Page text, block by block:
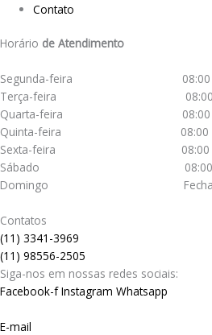
Contato
Horário de Atendimento
Segunda-feira 08:00 às
Terça-feira 08:00 às
Quarta-feira 08:00 às
Quinta-feira 08:00 às
Sexta-feira 08:00 às
Sábado 08:00 às
Domingo
Contatos
(11) 3341-3969
(11) 98556-2505
Siga-nos em nossas redes sociais:
Facebook-fInstagram Whatsapp
E-mail